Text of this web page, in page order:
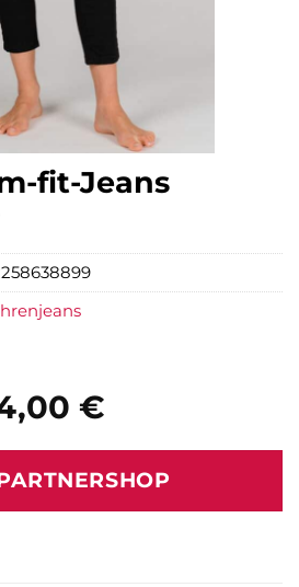
fit-Jeans
€
€Aktueller
ist:
124,00 €.